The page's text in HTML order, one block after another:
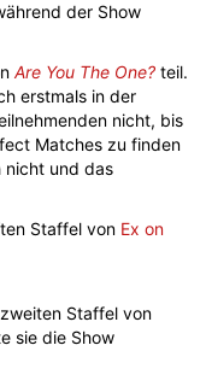
der Show
Are You The One? teil.
erstmals in der
nicht, bis
Matches zu finden
nicht und das
Staffel von Ex on
Staffel von
sie die Show